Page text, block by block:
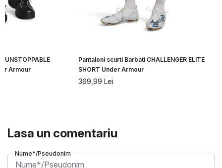
UNSTOPPABLE
Armour
Pantaloni scurti Barbati CHALLENGER ELITE
SHORT Under Armour
369,99 Lei
Lasa un comentariu
Nume*/Pseudonim